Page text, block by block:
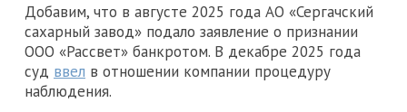
Добавим, что в августе 2025 года АО «Сергачский
сахарный завод» подало заявление о признании
ООО «Рассвет» банкротом. В декабре 2025 года
суд ввел в отношении компании процедуру
наблюдения.